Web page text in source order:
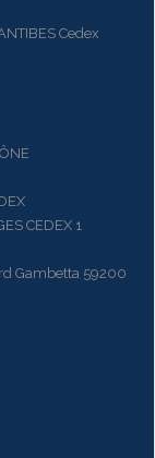
Cedex
CEDEX 1
Gambetta 59200